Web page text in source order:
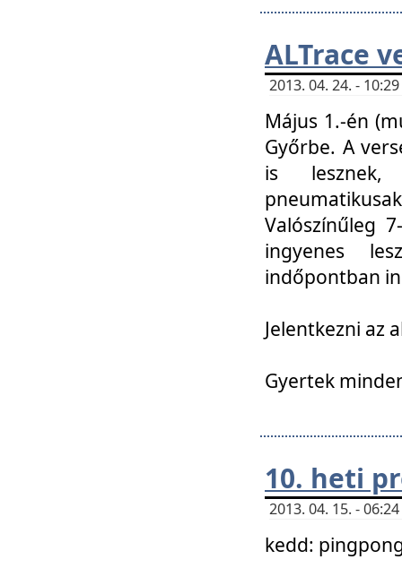
ALTrace
2013. 04. 24. -
Május 1.-én
Győrbe. A
is lesznek,
Valószínűleg
ingyenes
indőpontban
Jelentkezni az
Gyertek
10. heti
2013. 04. 15. -
kedd: